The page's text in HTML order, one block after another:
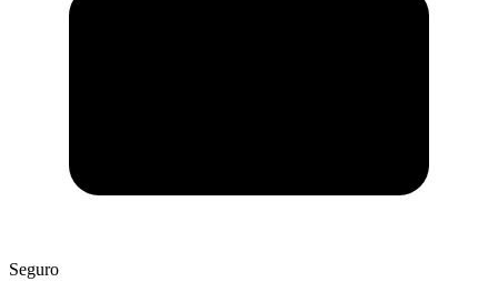
Seguro